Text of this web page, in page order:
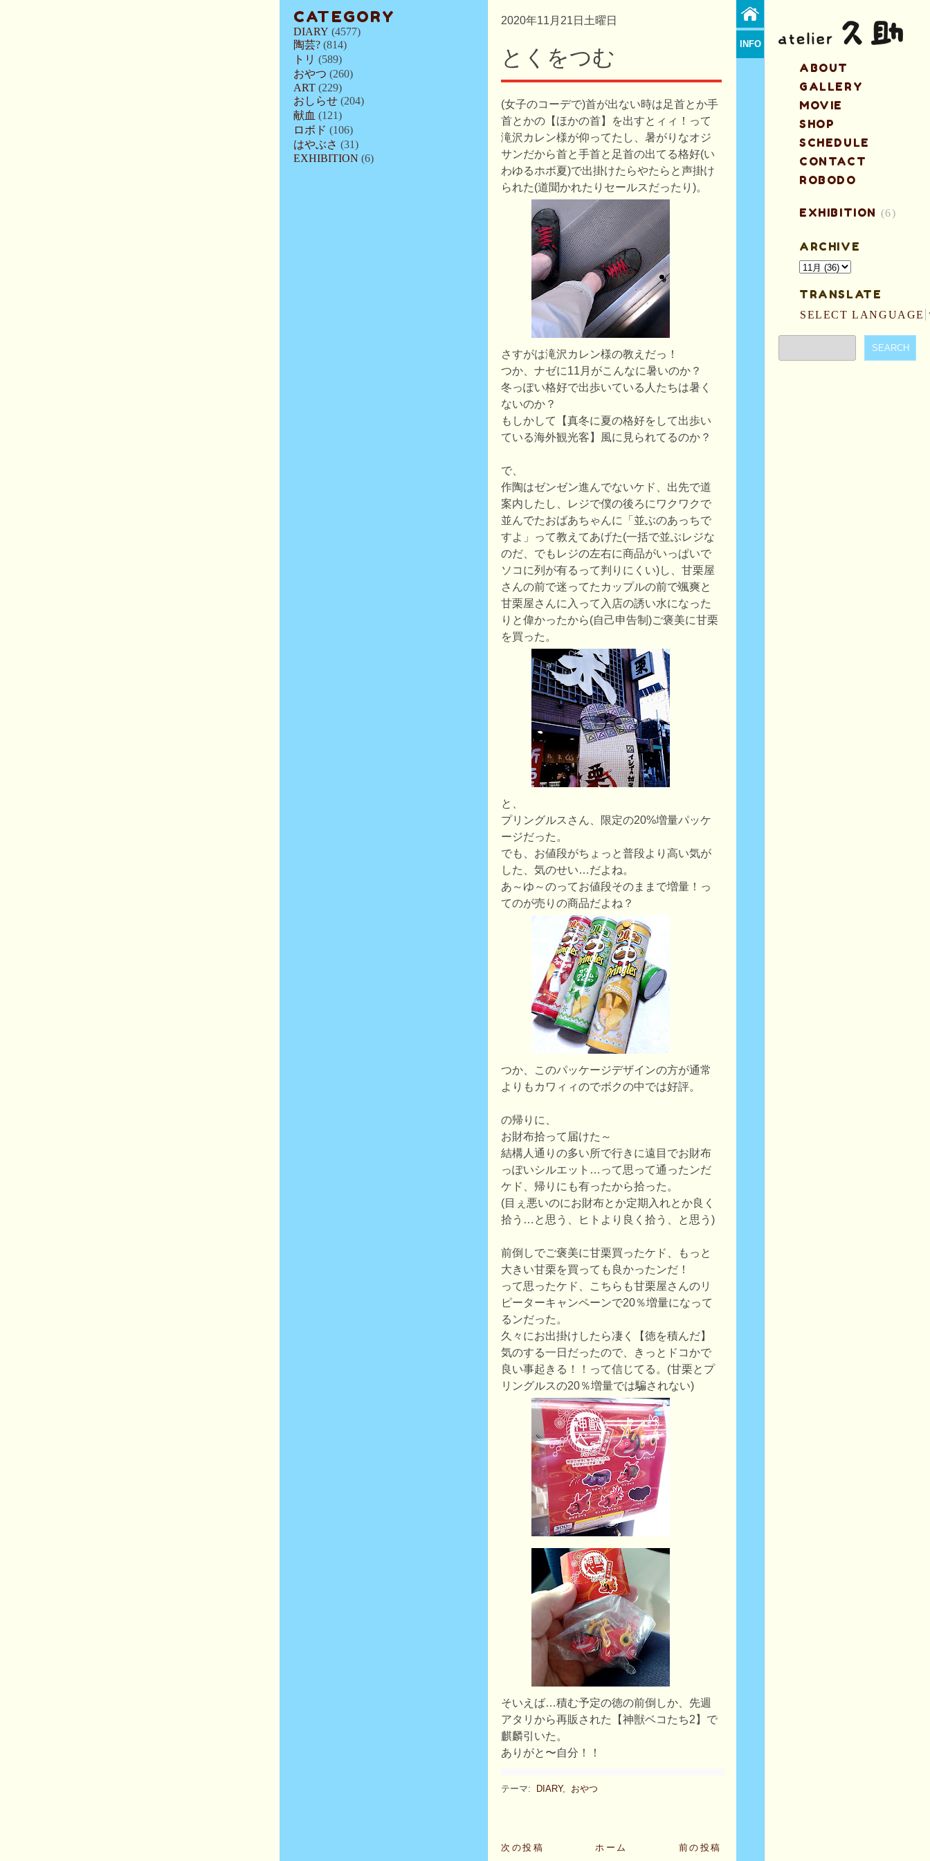
CATEGORY
DIARY (4577)
陶芸? (814)
トリ (589)
おやつ (260)
ART (229)
おしらせ (204)
献血 (121)
ロボド (106)
はやぶさ (31)
EXHIBITION (6)
2020年11月21日土曜日
とくをつむ
(女子のコーデで)首が出ない時は足首とか手
首とかの【ほかの首】を出すとィィ！って
滝沢カレン様が仰ってたし、暑がりなオジ
サンだから首と手首と足首の出てる格好(い
わゆるホボ夏)で出掛けたらやたらと声掛け
られた(道聞かれたりセールスだったり)。
さすがは滝沢カレン様の教えだっ！
つか、ナゼに11月がこんなに暑いのか？
冬っぽい格好で出歩いている人たちは暑く
ないのか？
もしかして【真冬に夏の格好をして出歩い
ている海外観光客】風に見られてるのか？
で、
作陶はゼンゼン進んでないケド、出先で道
案内したし、レジで僕の後ろにワクワクで
並んでたおばあちゃんに「並ぶのあっちで
すよ」って教えてあげた(一括で並ぶレジな
のだ、でもレジの左右に商品がいっぱいで
ソコに列が有るって判りにくい)し、甘栗屋
さんの前で迷ってたカップルの前で颯爽と
甘栗屋さんに入って入店の誘い水になった
りと偉かったから(自己申告制)ご褒美に甘栗
を買った。
と、
プリングルスさん、限定の20%増量パッケ
ージだった。
でも、お値段がちょっと普段より高い気が
した、気のせい…だよね。
あ～ゆ～のってお値段そのままで増量！っ
てのが売りの商品だよね？
つか、このパッケージデザインの方が通常
よりもカワィィのでボクの中では好評。
の帰りに、
お財布拾って届けた～
結構人通りの多い所で行きに遠目でお財布
っぽいシルエット…って思って通ったンだ
ケド、帰りにも有ったから拾った。
(目ぇ悪いのにお財布とか定期入れとか良く
拾う…と思う、ヒトより良く拾う、と思う)
前倒しでご褒美に甘栗買ったケド、もっと
大きい甘栗を買っても良かったンだ！
って思ったケド、こちらも甘栗屋さんのリ
ピーターキャンペーンで20％増量になって
るンだった。
久々にお出掛けしたら凄く【徳を積んだ】
気のする一日だったので、きっとドコかで
良い事起きる！！って信じてる。(甘栗とプ
リングルスの20％増量では騙されない)
そいえば…積む予定の徳の前倒しか、先週
アタリから再販された【神獣ベコたち2】で
麒麟引いた。
ありがと〜自分！！
テーマ: DIARY, おやつ
次の投稿 前の投稿
ホーム
INFO
ABOUT
GALLERY
MOVIE
SHOP
SCHEDULE
CONTACT
ROBODO
EXHIBITION (6)
ARCHIVE
TRANSLATE
SELECT LANGUAGE